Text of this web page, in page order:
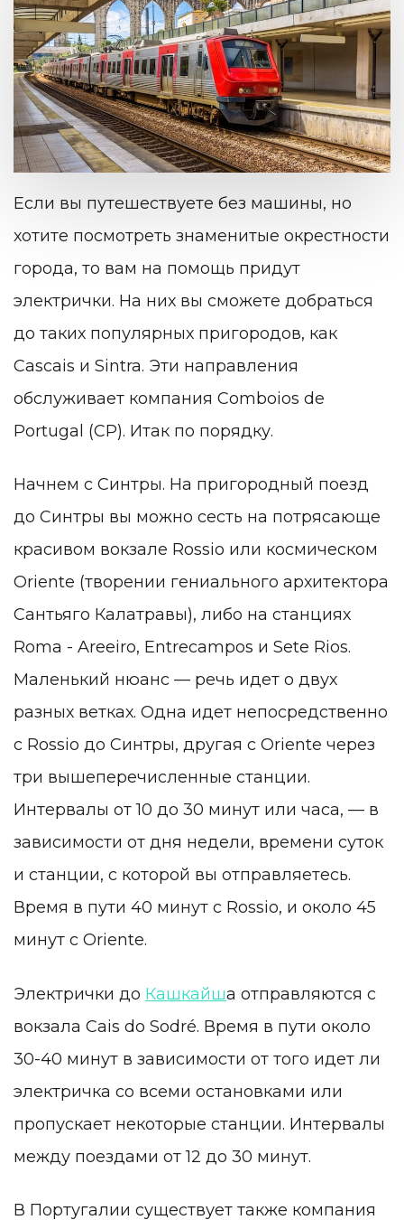
Если вы путешествуете без машины, но
хотите посмотреть знаменитые окрестности
города, то вам на помощь придут
электрички. На них вы сможете добраться
до таких популярных пригородов, как
Cascais и Sintra. Эти направления
обслуживает компания Comboios de
Portugal (CP). Итак по порядку.
Начнем с Синтры. На пригородный поезд
до Синтры вы можно сесть на потрясающе
красивом вокзале Rossio или космическом
Oriente (творении гениального архитектора
Сантьяго Калатравы), либо на станциях
Roma - Areeiro, Entrecampos и Sete Rios.
Маленький нюанс — речь идет о двух
разных ветках. Одна идет непосредственно
с Rossio до Синтры, другая с Oriente через
три вышеперечисленные станции.
Интервалы от 10 до 30 минут или часа, — в
зависимости от дня недели, времени суток
и станции, с которой вы отправляетесь.
Время в пути 40 минут с Rossio, и около 45
минут с Oriente.
Электрички до Кашкайша отправляются с
вокзала Cais do Sodré. Время в пути около
30-40 минут в зависимости от того идет ли
электричка со всеми остановками или
пропускает некоторые станции. Интервалы
между поездами от 12 до 30 минут.
В Португалии существует также компания